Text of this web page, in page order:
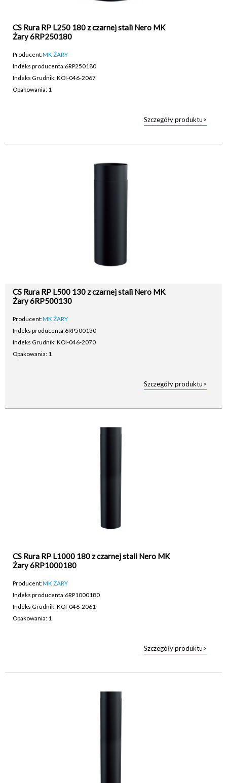
CS Rura RP L250 180 z czarnej stali Nero MK
Żary 6RP250180
Producent:MK ŻARY
Indeks producenta:6RP250180
Indeks Grudnik: KOI-046-2067
Opakowania: 1
Szczegóły produktu>
CS Rura RP L500 130 z czarnej stali Nero MK
Żary 6RP500130
Producent:MK ŻARY
Indeks producenta:6RP500130
Indeks Grudnik: KOI-046-2070
Opakowania: 1
Szczegóły produktu>
CS Rura RP L1000 180 z czarnej stali Nero MK
Żary 6RP1000180
Producent:MK ŻARY
Indeks producenta:6RP1000180
Indeks Grudnik: KOI-046-2061
Opakowania: 1
Szczegóły produktu>